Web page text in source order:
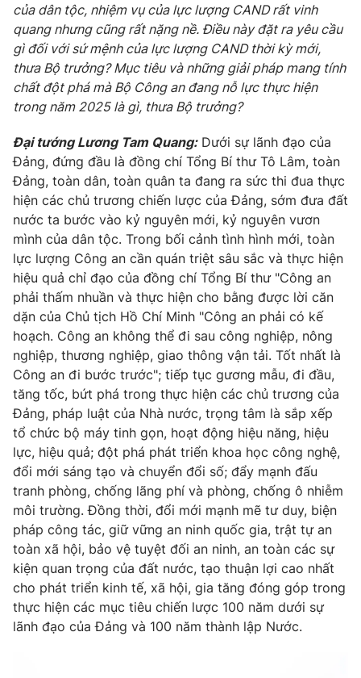
của dân tộc, nhiệm vụ của lực lượng CAND rất vinh
quang nhưng cũng rất nặng nề. Điều này đặt ra yêu cầu
gì đối với sứ mệnh của lực lượng CAND thời kỳ mới,
thưa Bộ trưởng? Mục tiêu và những giải pháp mang tính
chất đột phá mà Bộ Công an đang nỗ lực thực hiện
trong năm 2025 là gì, thưa Bộ trưởng?
Đại tướng Lương Tam Quang:Dưới sự lãnh đạo của
Đảng, đứng đầu là đồng chí Tổng Bí thư Tô Lâm, toàn
Đảng, toàn dân, toàn quân ta đang ra sức thi đua thực
hiện các chủ trương chiến lược của Đảng, sớm đưa đất
nước ta bước vào kỷ nguyên mới, kỷ nguyên vươn
mình của dân tộc. Trong bối cảnh tình hình mới, toàn
lực lượng Công an cần quán triệt sâu sắc và thực hiện
hiệu quả chỉ đạo của đồng chí Tổng Bí thư "Công an
phải thấm nhuần và thực hiện cho bằng được lời căn
dặn của Chủ tịch Hồ Chí Minh "Công an phải có kế
hoạch. Công an không thể đi sau công nghiệp, nông
nghiệp, thương nghiệp, giao thông vận tải. Tốt nhất là
Công an đi bước trước"; tiếp tục gương mẫu, đi đầu,
tăng tốc, bứt phá trong thực hiện các chủ trương của
Đảng, pháp luật của Nhà nước, trọng tâm là sắp xếp
tổ chức bộ máy tinh gọn, hoạt động hiệu năng, hiệu
lực, hiệu quả; đột phá phát triển khoa học công nghệ,
đổi mới sáng tạo và chuyển đổi số; đẩy mạnh đấu
tranh phòng, chống lãng phí và phòng, chống ô nhiễm
môi trường. Đồng thời, đổi mới mạnh mẽ tư duy, biện
pháp công tác, giữ vững an ninh quốc gia, trật tự an
toàn xã hội, bảo vệ tuyệt đối an ninh, an toàn các sự
kiện quan trọng của đất nước, tạo thuận lợi cao nhất
cho phát triển kinh tế, xã hội, gia tăng đóng góp trong
thực hiện các mục tiêu chiến lược 100 năm dưới sự
lãnh đạo của Đảng và 100 năm thành lập Nước.